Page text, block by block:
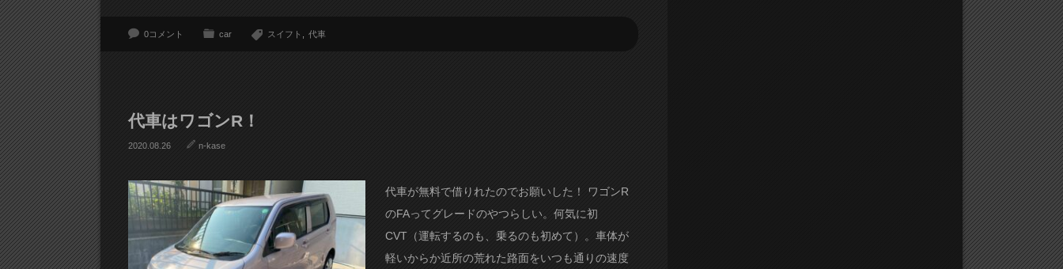
0コメント car スイフト 代車
代車はワゴンR！
2020.08.26 n-kase
代車が無料で借りれたのでお願いした！ ワゴンR
のFAってグレードのやつらしい。何気に初
CVT（運転するのも、乗るのも初めて）。車体が
軽いからか近所の荒れた路面をいつも通りの速度